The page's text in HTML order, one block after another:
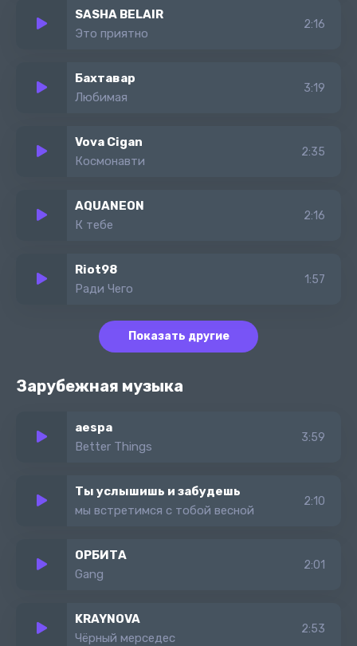
SASHA BELAIR
Это приятно
2:16
Бахтавар
Любимая
3:19
Vova Cigan
Космонавти
2:35
AQUANEON
К тебе
2:16
Riot98
Ради Чего
1:57
Показать другие
Зарубежная музыка
aespa
Better Things
3:59
Ты услышишь и забудешь
мы встретимся с тобой весной
2:10
ОРБИТА
Gang
2:01
KRAYNOVA
Чёрный мерседес
2:53